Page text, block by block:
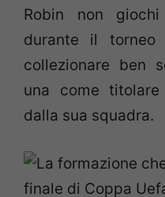
Robin non
durante il torneo
collezionare ben
una come
dalla sua squadra.